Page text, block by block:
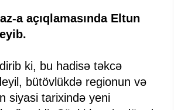
a açıqlamasında Eltun
ki, bu hadisə təkcə
bütövlükdə regionun və
siyasi tarixində yeni